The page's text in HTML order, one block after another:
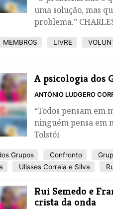
uma solução, mas
problema.”
MEMBROS LIVRE
A psicologia dos
ANTÓNIO LUDGERO
“Todos pensam em
ninguém pensa em
Tolstói
Grupos Confronto
Ulisses Correia e Silva
Rui Semedo e
crista da onda